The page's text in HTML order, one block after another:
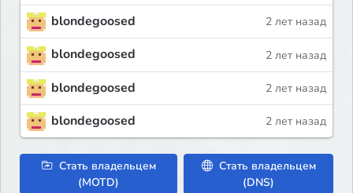
blondegoosed 2 лет назад
blondegoosed 2 лет назад
blondegoosed 2 лет назад
blondegoosed 2 лет назад
Стать владельцем
(MOTD)
Стать владельцем
(DNS)